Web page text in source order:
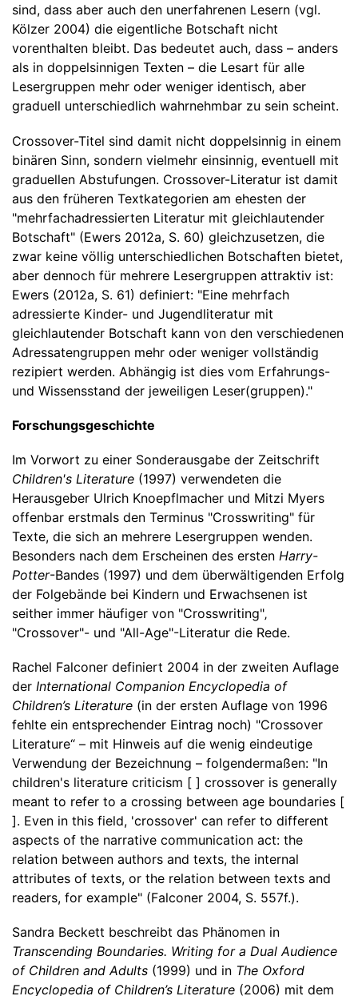
sind, dass aber auch den unerfahrenen Lesern (vgl.
Kölzer 2004) die eigentliche Botschaft nicht
vorenthalten bleibt. Das bedeutet auch, dass – anders
als in doppelsinnigen Texten – die Lesart für alle
Lesergruppen mehr oder weniger identisch, aber
graduell unterschiedlich wahrnehmbar zu sein scheint.
Crossover-Titel sind damit nicht doppelsinnig in einem
binären Sinn, sondern vielmehr einsinnig, eventuell mit
graduellen Abstufungen. Crossover-Literatur ist damit
aus den früheren Textkategorien am ehesten der
"mehrfachadressierten Literatur mit gleichlautender
Botschaft" (Ewers 2012a, S. 60) gleichzusetzen, die
zwar keine völlig unterschiedlichen Botschaften bietet,
aber dennoch für mehrere Lesergruppen attraktiv ist:
Ewers (2012a, S. 61) definiert: "Eine mehrfach
adressierte Kinder- und Jugendliteratur mit
gleichlautender Botschaft kann von den verschiedenen
Adressatengruppen mehr oder weniger vollständig
rezipiert werden. Abhängig ist dies vom Erfahrungs-
und Wissensstand der jeweiligen Leser(gruppen)."
Forschungsgeschichte
Im Vorwort zu einer Sonderausgabe der Zeitschrift
Children's Literature (1997) verwendeten die
Herausgeber Ulrich Knoepflmacher und Mitzi Myers
offenbar erstmals den Terminus "Crosswriting" für
Texte, die sich an mehrere Lesergruppen wenden.
Besonders nach dem Erscheinen des ersten Harry-
Potter-Bandes (1997) und dem überwältigenden Erfolg
der Folgebände bei Kindern und Erwachsenen ist
seither immer häufiger von "Crosswriting"‚
"Crossover"- und "All-Age"-Literatur die Rede.
Rachel Falconer definiert 2004 in der zweiten Auflage
der International Companion Encyclopedia of
Children’s Literature (in der ersten Auflage von 1996
fehlte ein entsprechender Eintrag noch) "Crossover
Literature“ – mit Hinweis auf die wenig eindeutige
Verwendung der Bezeichnung – folgendermaßen: "In
children's literature criticism [ ] crossover is generally
meant to refer to a crossing between age boundaries [
]. Even in this field, 'crossover' can refer to different
aspects of the narrative communication act: the
relation between authors and texts, the internal
attributes of texts, or the relation between texts and
readers, for example" (Falconer 2004, S. 557f.).
Sandra Beckett beschreibt das Phänomen in
Transcending Boundaries. Writing for a Dual Audience
of Children and Adults (1999) und in The Oxford
Encyclopedia of Children’s Literature (2006) mit dem